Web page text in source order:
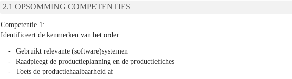
OPSOMMING COMPETENTIES
Competentie 1:
Identificeert de kenmerken van het order
Gebruikt relevante (software)systemen
Raadpleegt de productieplanning en de productiefiches
Toets de productiehaalbaarheid af